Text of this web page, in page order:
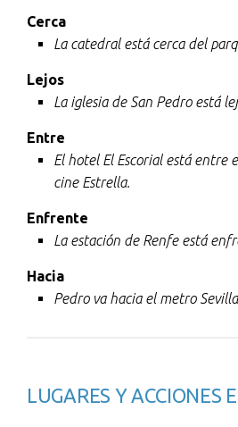
Cerca
La catedral está cerca del
Lejos
La iglesia de San Pedro está
Entre
El hotel El Escorial está entre
cine Estrella.
Enfrente
La estación de Renfe está
Hacia
Pedro va hacia el metro
LUGARES Y ACCIONES